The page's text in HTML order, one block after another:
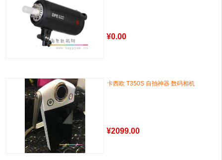
¥0.00
卡西欧 T350S 自拍神器 数码相机
¥2099.00